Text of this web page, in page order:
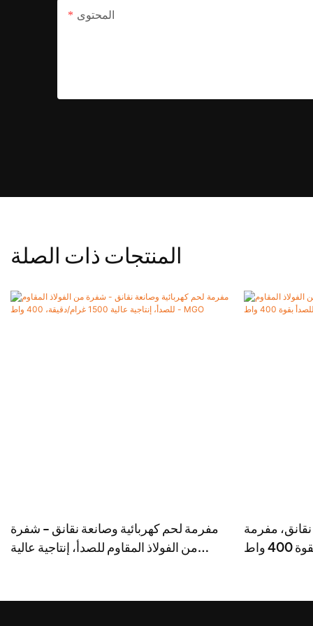
المحتوى
المنتجات ذات الصلة
مفرمة لحم كهربائية وصانعة نقانق - شفرة
من الفولاذ المقاوم للصدأ، إنتاجية عالية
مفرمة
من الفولاذ المقاوم للصدأ بقوة 400 واط -